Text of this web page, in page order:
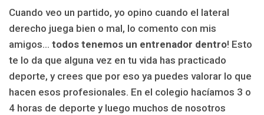
Cuando veo un partido, yo opino cuando el lateral
derecho juega bien o mal, lo comento con mis
amigos… todos tenemos un entrenador dentro! Esto
te lo da que alguna vez en tu vida has practicado
deporte, y crees que por eso ya puedes valorar lo que
hacen esos profesionales. En el colegio hacíamos 3 o
4 horas de deporte y luego muchos de nosotros